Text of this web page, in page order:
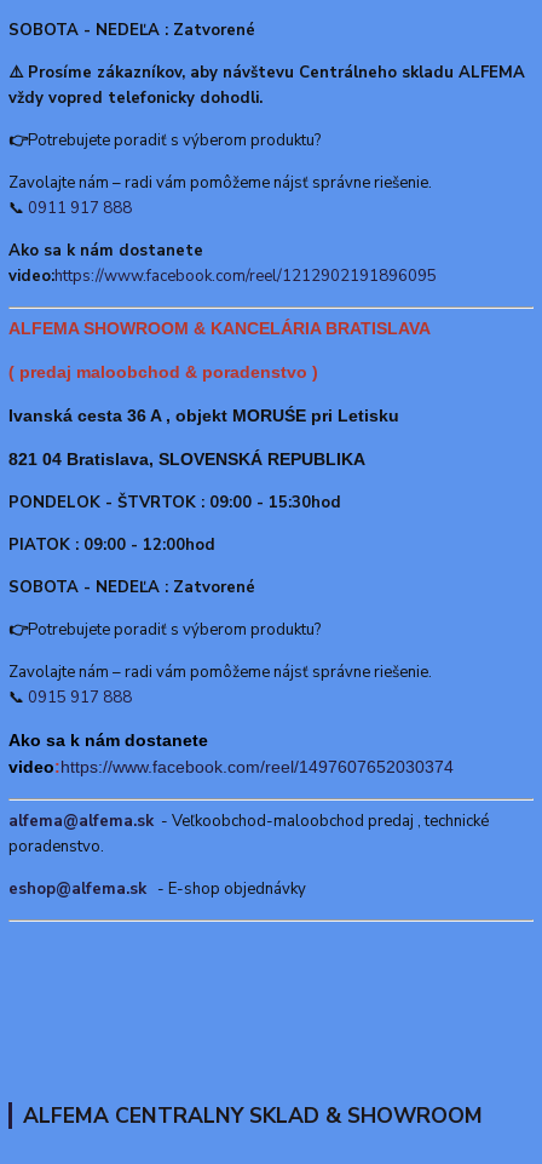
SOBOTA - NEDEĽA : Zatvorené
⚠️ Prosíme zákazníkov, aby návštevu Centrálneho skladu ALFEMA
vždy vopred telefonicky dohodli.
👉Potrebujete poradiť s výberom produktu?
Zavolajte nám – radi vám pomôžeme nájsť správne riešenie.
📞 0911 917 888
Ako sa k nám dostanete
video:https://www.facebook.com/reel/1212902191896095
ALFEMA SHOWROOM & KANCELÁRIA BRATISLAVA
( predaj maloobchod & poradenstvo )
Ivanská cesta 36 A , objekt MORUŚE pri Letisku
821 04 Bratislava, SLOVENSKÁ REPUBLIKA
PONDELOK - ŠTVRTOK : 09:00 - 15:30hod
PIATOK : 09:00 - 12:00hod
SOBOTA - NEDEĽA : Zatvorené
👉Potrebujete poradiť s výberom produktu?
Zavolajte nám – radi vám pomôžeme nájsť správne riešenie.
📞 0915 917 888
Ako sa k nám dostanete
video:https://www.facebook.com/reel/1497607652030374
alfema@alfema.sk - Veľkoobchod-maloobchod predaj , technické
poradenstvo.
eshop@alfema.sk - E-shop objednávky
ALFEMA CENTRALNY SKLAD & SHOWROOM